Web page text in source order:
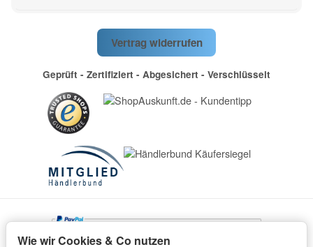
Vertrag widerrufen
Geprüft - Zertifiziert - Abgesichert - Verschlüsselt
Wie wir Cookies & Co nutzen